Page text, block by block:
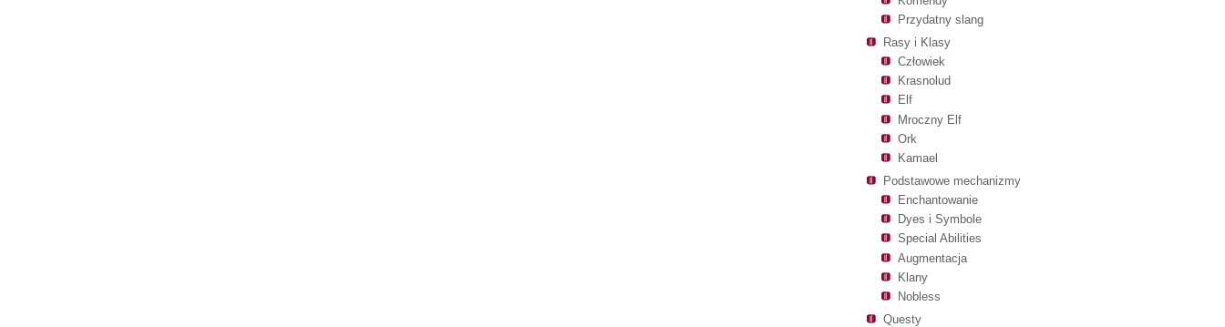
Przydatny slang
Rasy i Klasy
Człowiek
Krasnolud
Elf
Mroczny Elf
Ork
Kamael
Podstawowe mechanizmy
Enchantowanie
Dyes i Symbole
Special Abilities
Augmentacja
Klany
Nobless
Questy